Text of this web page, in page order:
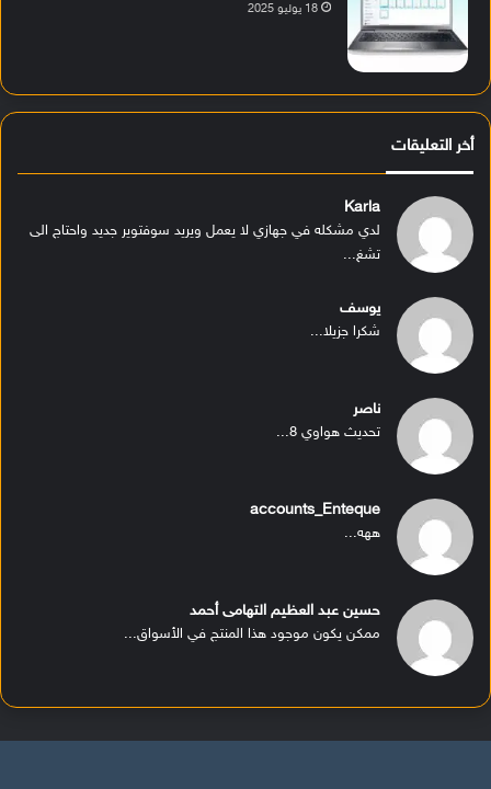
18 يوليو 2025
أخر التعليقات
Karla
لدي مشكله في جهازي لا يعمل ويريد سوفتوير جديد واحتاج الى
تشغ...
يوسف
شكرا جزيلا...
ناصر
تحديث هواوي 8...
accounts_Enteque
ههه...
حسين عبد العظيم التهامى أحمد
ممكن يكون موجود هذا المنتج في الأسواق...